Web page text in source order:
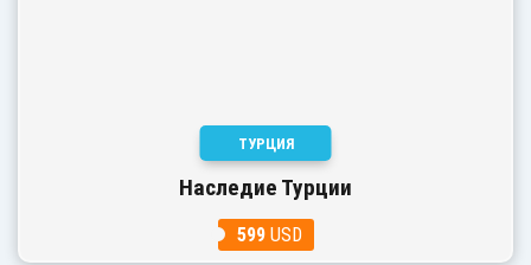
ТУРЦИЯ
Наследие Турции
599USD